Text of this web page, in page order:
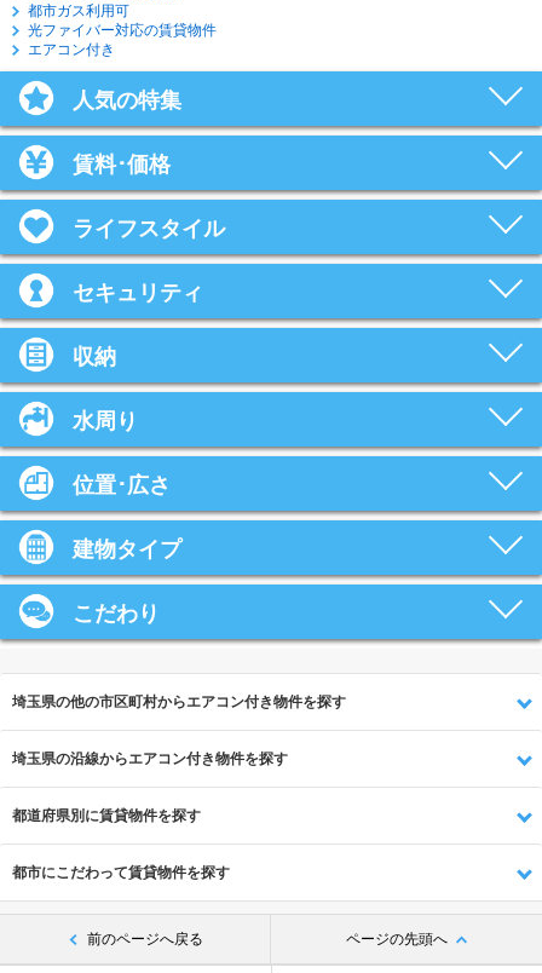
都市ガス利用可
光ファイバー対応の賃貸物件
エアコン付き
人気の特集
賃料･価格
ライフスタイル
セキュリティ
収納
水周り
位置･広さ
建物タイプ
こだわり
埼玉県の他の市区町村からエアコン付き物件を探す
埼玉県の沿線からエアコン付き物件を探す
都道府県別に賃貸物件を探す
都市にこだわって賃貸物件を探す
前のページへ戻る ページの先頭へ